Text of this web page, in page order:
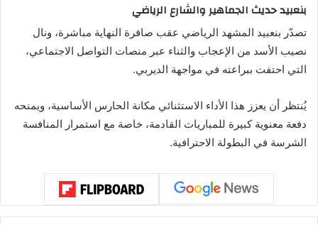
بنعبيد حديث الجماهير والشارع الرياضي
تصدّر بنعبيد المشهد الرياضي عقب صافرة النهاية مباشرة، ونال
نصيب الأسد من الإعجاب والثناء عبر منصات التواصل الاجتماعي،
التي احتفت ببراعته في مواجهة الديربي.
يُنتظر أن يعزز هذا الأداء الاستثنائي مكانة الحارس الأساسية، ويمنحه
دفعة معنوية كبيرة للمباريات القادمة، خاصة مع استمرار المنافسة
الشرسة في البطولة الاحترافية.